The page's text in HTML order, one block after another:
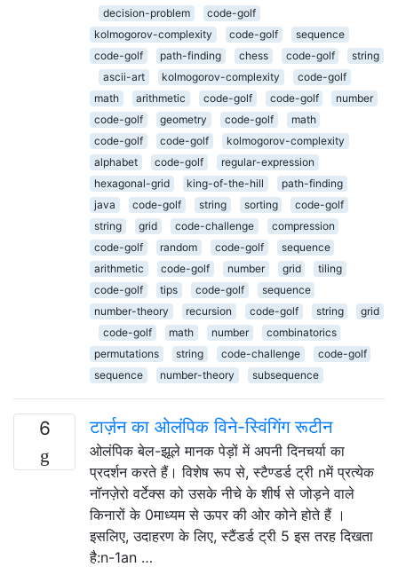
decision-problem
code-golf
kolmogorov-complexity
code-golf
sequence
code-golf
path-finding chess code-golf
string
ascii-art
kolmogorov-complexity
code-golf
math
arithmetic code-golf code-golf
number
code-golf
geometry code-golf
math
code-golf
code-golf
kolmogorov-complexity
alphabet
code-golf
regular-expression
hexagonal-grid
king-of-the-hill
path-finding
java
code-golf string sorting
code-golf
string
grid code-challenge
compression
code-golf
random code-golf
sequence
arithmetic
code-golf number grid
tiling
code-golf
tips code-golf
sequence
number-theory
recursion code-golf string
grid
code-golf
math number
combinatorics
permutations
string code-challenge
code-golf
sequence
number-theory subsequence
6 टार्ज़न का ओलंपिक विने-स्विंगिंग रूटीन
ओलंपिक बेल-झूले मानक पेड़ों में अपनी दिनचर्या का
प्रदर्शन करते हैं। विशेष रूप से, स्टैण्डर्ड ट्री nमें प्रत्येक
नॉनज़ेरो वर्टेक्स को उसके नीचे के शीर्ष से जोड़ने वाले
किनारों के 0माध्यम से ऊपर की ओर कोने होते हैं ।
इसलिए, उदाहरण के लिए, स्टैंडर्ड ट्री 5 इस तरह दिखता
है:n-1an …